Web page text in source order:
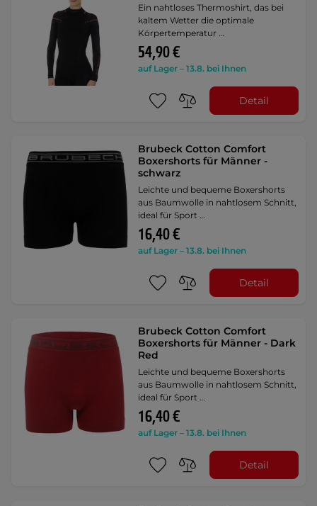
Ein nahtloses Thermoshirt, das bei
kaltem Wetter die optimale
Körpertemperatur …
54,90 €
auf Lager – 13.8. bei Ihnen
Detail
Brubeck Cotton Comfort
Boxershorts für Männer -
schwarz
Leichte und bequeme Boxershorts
aus Baumwolle in nahtlosem Schnitt,
ideal für Sport …
16,40 €
auf Lager – 13.8. bei Ihnen
Detail
Brubeck Cotton Comfort
Boxershorts für Männer - Dark
Red
Leichte und bequeme Boxershorts
aus Baumwolle in nahtlosem Schnitt,
ideal für Sport …
16,40 €
auf Lager – 13.8. bei Ihnen
Detail